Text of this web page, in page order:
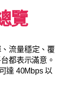
覽
流量穩定、覆
都表示滿意。
達 40Mbps 以